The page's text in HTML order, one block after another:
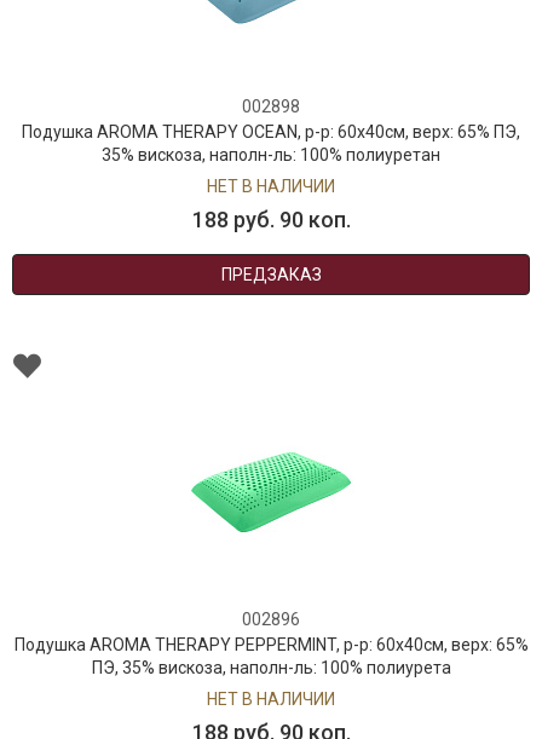
002898
Подушка AROMA THERAPY OCEAN, р-р: 60x40см, верх: 65% ПЭ,
35% вискоза, наполн-ль: 100% полиуретан
НЕТ В НАЛИЧИИ
188 руб. 90 коп.
ПРЕДЗАКАЗ
002896
Подушка AROMA THERAPY PEPPERMINT, р-р: 60x40см, верх: 65%
ПЭ, 35% вискоза, наполн-ль: 100% полиурета
НЕТ В НАЛИЧИИ
188 руб. 90 коп.